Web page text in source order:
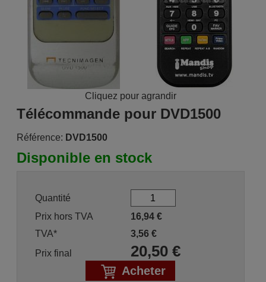
Cliquez pour agrandir
Télécommande pour DVD1500
Référence: DVD1500
Disponible en stock
Quantité
Prix hors TVA
16,94€
TVA*
3,56€
Prix final
20,50€
Acheter